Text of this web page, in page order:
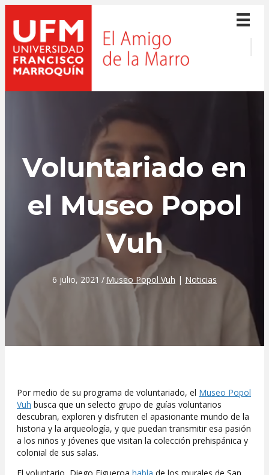
Voluntariado en
el Museo Popol
Vuh
6 julio, 2021 / Museo Popol Vuh | Noticias
Por medio de su programa de voluntariado, el Museo Popol
Vuh busca que un selecto grupo de guías voluntarios
descubran, exploren y disfruten el apasionante mundo de la
historia y la arqueología, y que puedan transmitir esa pasión
a los niños y jóvenes que visitan la colección prehispánica y
colonial de sus salas.